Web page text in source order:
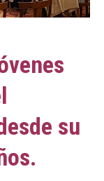
su